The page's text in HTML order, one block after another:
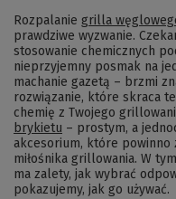
Rozpalanie grilla
prawdziwe wyzwanie.
stosowanie chemicznych
nieprzyjemny posmak na
machanie gazetą – brzmi
rozwiązanie, które skraca
chemię z Twojego
brykietu – prostym, a
akcesorium, które powinno
miłośnika grillowania. W
ma zalety, jak wybrać
pokazujemy, jak go używać.